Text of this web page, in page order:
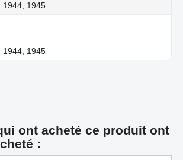
1944, 1945
1944, 1945
ont acheté ce produit ont
: